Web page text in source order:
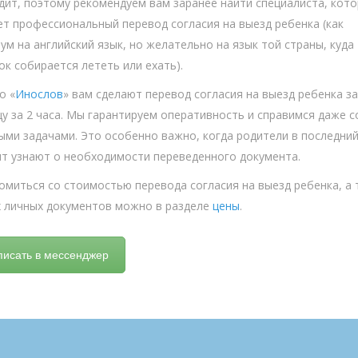
профессиональный перевод согласия на выезд ребенка (как
на английский язык, но желательно на язык той страны, куда
собирается лететь или ехать).
«Инослов» вам сделают перевод согласия на выезд ребенка за
за 2 часа. Мы гарантируем оперативность и справимся даже
задачами. Это особенно важно, когда родители в последний
узнают о необходимости переведенного документа.
со стоимостью перевода согласия на выезд ребенка, а
личных документов можно в разделе цены.
в мессенджер